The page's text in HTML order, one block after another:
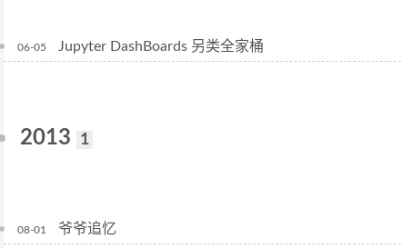
06-05 Jupyter DashBoards 另类全家桶
2013 1
08-01 爷爷追忆